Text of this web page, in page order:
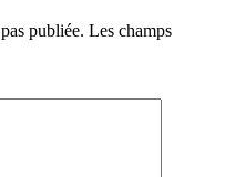
publiée. Les champs